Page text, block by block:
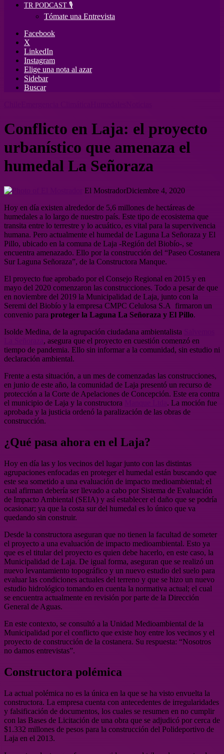
TR PODCAST 🎙️
Tómate una Entrevista
Facebook
X
LinkedIn
Instagram
Elige una nota al azar
Sidebar
Buscar
Conflicto en Laja: el proyecto
urbanístico que amenaza el
humedal La Señoraza
El MostradorDiciembre 4, 2020
Hoy en día existen alrededor de 5,6 millones de hectáreas de
humedales a lo largo de nuestro país. Este tipo de ecosistema que
transita entre lo terrestre y lo acuático, es vital para la supervivencia
humana. Pero actualmente el humedal de Laguna La Señoraza y El
Pillo, ubicado en la comuna de Laja -Región del Biobío-, se
encuentra amenazado. Ello por la construcción del “Paseo Costanera
Sur Laguna Señoraza”, de la Constructora Manque.
El proyecto fue aprobado por el Consejo Regional en 2015 y en
mayo del 2020 comenzaron las construcciones. Todo a pesar de que
en noviembre del 2019 la Municipalidad de Laja, junto con la
Seremi del Biobío y la empresa CMPC Celulosa S.A
firmaron un
convenio para proteger la Laguna La Señoraza y El Pillo.
Isolde Medina, de la agrupación ciudadana ambientalista
, asegura que el proyecto en cuestión comenzó en
tiempo de pandemia. Ello sin informar a la comunidad, sin estudio ni
declaración ambiental.
Frente a esta situación, a un mes de comenzadas las construcciones,
en junio de este año, la comunidad de Laja presentó un recurso de
protección a la Corte de Apelaciones de Concepción. Este era contra
el municipio de Laja y la constructora
. La moción fue
aprobada y la justicia ordenó la paralización de las obras de
construcción.
¿Qué pasa ahora en el Laja?
Hoy en día las y los vecinos del lugar junto con las distintas
agrupaciones enfocadas en proteger el humedal están buscando que
este sea sometido a una evaluación de impacto medioambiental; el
cual afirman debería ser llevado a cabo por Sistema de Evaluación
de Impacto Ambiental (SEIA) y así establecer el daño que se podría
ocasionar; ya que la costa sur del humedal es lo único que va
quedando sin construir.
Desde la constructora aseguran que no tienen la facultad de someter
el proyecto a una evaluación de impacto medioambiental. Esto ya
que es el titular del proyecto es quien debe hacerlo, en este caso, la
Municipalidad de Laja. De igual forma, aseguran que se realizó un
nuevo levantamiento topográfico y un nuevo estudio del suelo para
evaluar las condiciones actuales del terreno y que se hizo un nuevo
estudio hidrológico tomando en cuenta la normativa actual; el cual
se encuentra actualmente en revisión por parte de la Dirección
General de Aguas.
En este contexto, se consultó a la Unidad Medioambiental de la
Municipalidad por el conflicto que existe hoy entre los vecinos y el
proyecto de construcción de la costanera. Su respuesta: “Nosotros
no damos entrevistas”.
Constructora polémica
La actual polémica no es la única en la que se ha visto envuelta la
constructora. La empresa cuenta con antecedentes de irregularidades
y falsificación de documentos, los cuales se resumen en no cumplir
con las Bases de Licitación de una obra que se adjudicó por cerca de
$1.332 millones de pesos para la construcción del Polideportivo de
Laja en el 2013.